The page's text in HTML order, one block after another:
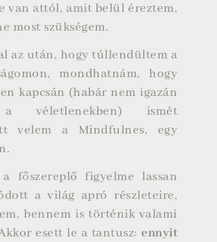
van attól, amit belül éreztem,
most szükségem.
az után, hogy túllendültem a
mondhatnám, hogy
kapcsán (habár nem igazán
véletlenekben) ismét
velem a Mindfulnes, egy
főszereplő figyelme lassan
a világ apró részleteire,
bennem is történik valami
esett le a tantusz: ennyit